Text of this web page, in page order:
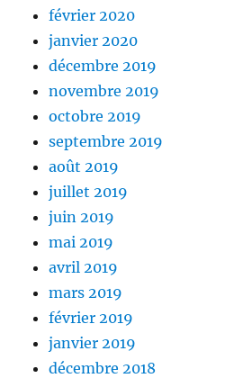
février 2020
janvier 2020
décembre 2019
novembre 2019
octobre 2019
septembre 2019
août 2019
juillet 2019
juin 2019
mai 2019
avril 2019
mars 2019
février 2019
janvier 2019
décembre 2018